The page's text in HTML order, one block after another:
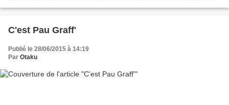
C'est Pau Graff'
Publié le 28/06/2015 à 14:19
Par Otaku